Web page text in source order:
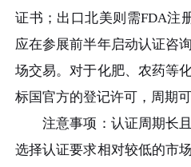
证书；出口北美则需FDA注
应在参展前半年启动认证咨
场交易。对于化肥、农药等
标国官方的登记许可，周期可
注意事项：认证周期长且
选择认证要求相对较低的市